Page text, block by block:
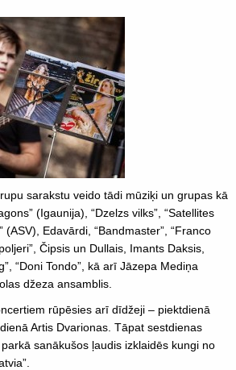
sarakstu veido tādi mūziķi un grupas kā
(Igaunija), “Dzelzs vilks”, “Satellites
(ASV), Edavārdi, “Bandmaster”, “Franco
Čipsis un Dullais, Imants Daksis,
“Doni Tondo”, kā arī Jāzepa Mediņa
džeza ansamblis.
rūpēsies arī dīdžeji – piektdienā
Artis Dvarionas. Tāpat sestdienas
sanākušos ļaudis izklaidēs kungi no